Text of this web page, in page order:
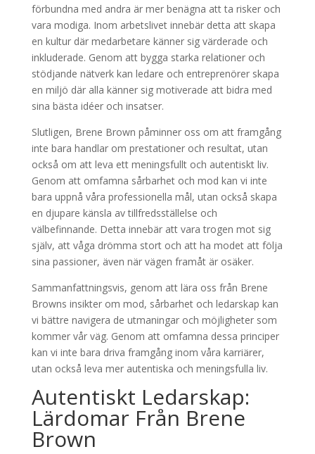
förbundna med andra är mer benägna att ta risker och
vara modiga. Inom arbetslivet innebär detta att skapa
en kultur där medarbetare känner sig värderade och
inkluderade. Genom att bygga starka relationer och
stödjande nätverk kan ledare och entreprenörer skapa
en miljö där alla känner sig motiverade att bidra med
sina bästa idéer och insatser.
Slutligen, Brene Brown påminner oss om att framgång
inte bara handlar om prestationer och resultat, utan
också om att leva ett meningsfullt och autentiskt liv.
Genom att omfamna sårbarhet och mod kan vi inte
bara uppnå våra professionella mål, utan också skapa
en djupare känsla av tillfredsställelse och
välbefinnande. Detta innebär att vara trogen mot sig
själv, att våga drömma stort och att ha modet att följa
sina passioner, även när vägen framåt är osäker.
Sammanfattningsvis, genom att lära oss från Brene
Browns insikter om mod, sårbarhet och ledarskap kan
vi bättre navigera de utmaningar och möjligheter som
kommer vår väg. Genom att omfamna dessa principer
kan vi inte bara driva framgång inom våra karriärer,
utan också leva mer autentiska och meningsfulla liv.
Autentiskt Ledarskap:
Lärdomar Från Brene
Brown